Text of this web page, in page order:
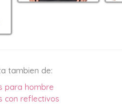
tambien de:
para hombre
con reflectivos